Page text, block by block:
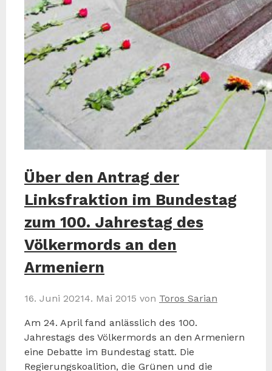
Über den Antrag der
Linksfraktion im Bundestag
zum 100. Jahrestag des
Völkermords an den
Armeniern
16. Juni 20214. Mai 2015 von Toros Sarian
Am 24. April fand anlässlich des 100.
Jahrestags des Völkermords an den Armeniern
eine Debatte im Bundestag statt. Die
Regierungskoalition, die Grünen und die